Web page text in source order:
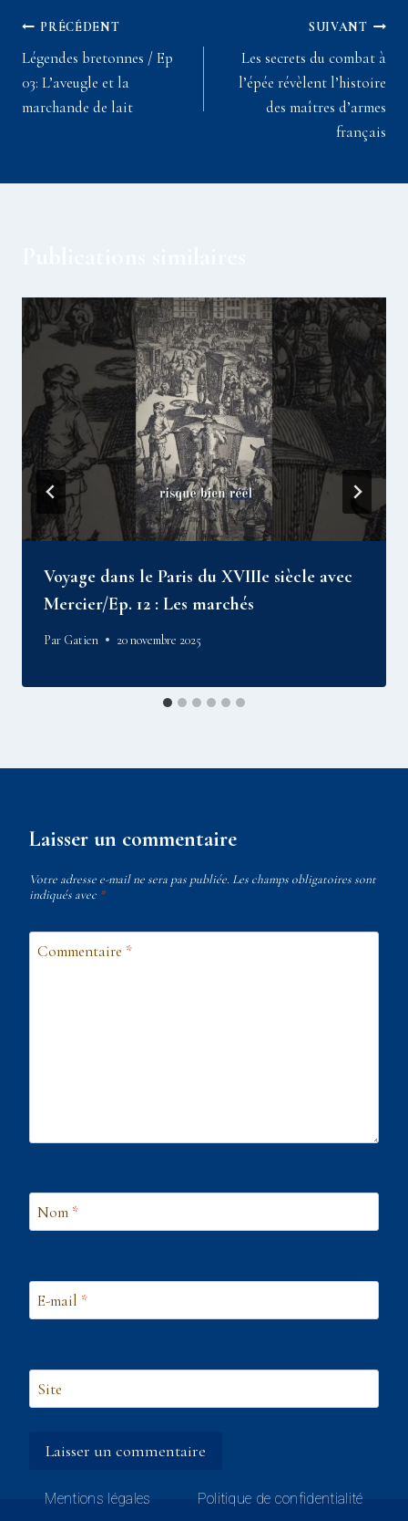
Navigation
de
l’article
PRÉCÉDENT
Légendes bretonnes / Ep
03: L’aveugle et la
marchande de lait
SUIVANT
Les secrets du combat à
l’épée révèlent l’histoire
des maîtres d’armes
français
Voyage dans le Paris du XVIIIe siècle avec
Mercier/Ep. 12 : Les marchés
Par Gatien 20 novembre 2025
Laisser un commentaire
Votre adresse e-mail ne sera pas publiée. Les champs obligatoires sont
indiqués avec *
Commentaire *
Nom *
E-mail *
Site
Mentions légales Politique de confidentialité